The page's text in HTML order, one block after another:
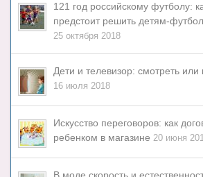
121 год российскому футболу:
предстоит решить детям-
25 октября 2018
Дети и телевизор: смотреть или
16 июля 2018
Искусство переговоров: как
ребенком в магазине 20 июня